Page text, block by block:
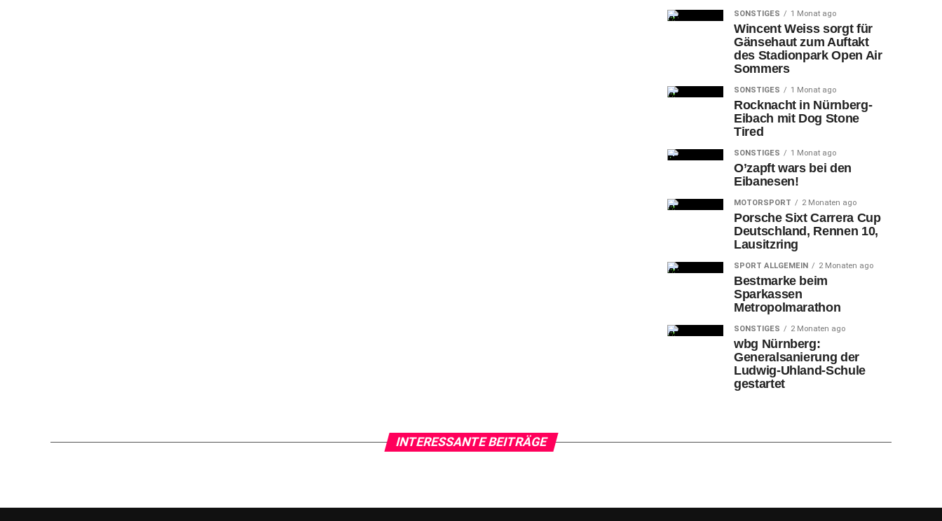
SONSTIGES 1 Monat ago
Wincent Weiss sorgt für
Gänsehaut zum Auftakt
des Stadionpark Open Air
Sommers
SONSTIGES 1 Monat ago
Rocknacht in Nürnberg-
Eibach mit Dog Stone
Tired
SONSTIGES 1 Monat ago
O’zapft wars bei den
Eibanesen!
MOTORSPORT 2 Monaten ago
Porsche Sixt Carrera Cup
Deutschland, Rennen 10,
Lausitzring
SPORT ALLGEMEIN 2 Monaten ago
Bestmarke beim
Sparkassen
Metropolmarathon
SONSTIGES 2 Monaten ago
wbg Nürnberg:
Generalsanierung der
Ludwig-Uhland-Schule
gestartet
INTERESSANTE BEITRÄGE